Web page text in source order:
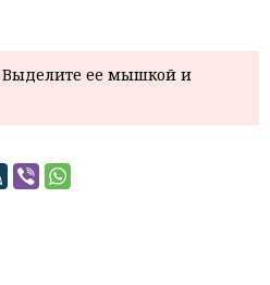
Выделите ее мышкой и